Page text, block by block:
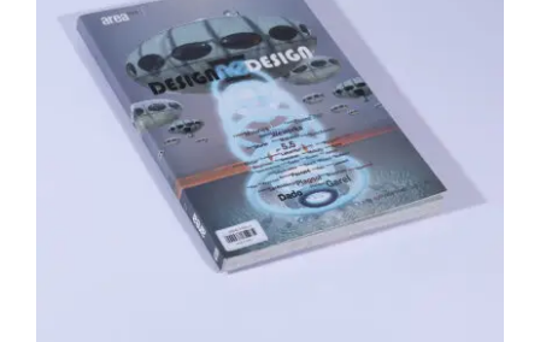
Area revue n°15 – Design, no design